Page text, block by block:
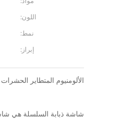
اللون:
نمط:
إبراز:
الألومنيوم المتطاير الحشرات
شاشة ذبابة السلسلة هي شاشة